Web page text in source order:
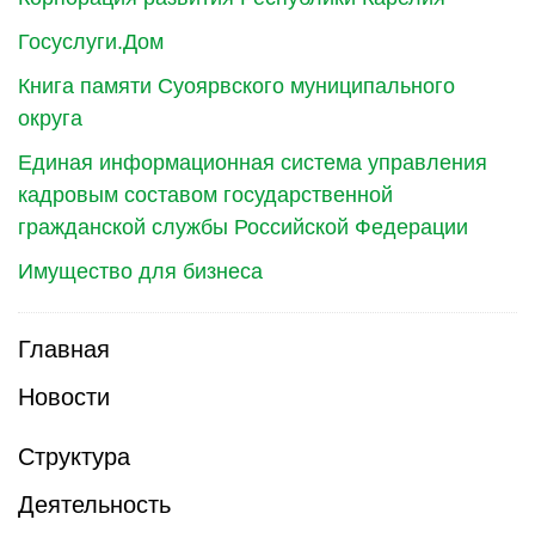
Госуслуги.Дом
Книга памяти Суоярвского муниципального
округа
Единая информационная система управления
кадровым составом государственной
гражданской службы Российской Федерации
Имущество для бизнеса
Главная
Новости
Структура
Деятельность